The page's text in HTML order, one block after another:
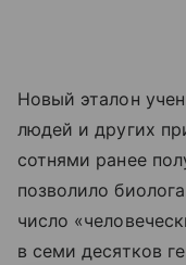
Новый эталон
людей и других
сотнями ранее
позволило
число
в семи десятков